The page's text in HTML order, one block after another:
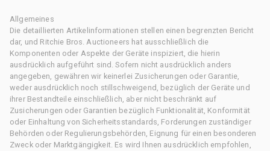
Allgemeines
Die detaillierten Artikelinformationen stellen einen begrenzten Bericht
dar, und Ritchie Bros. Auctioneers hat ausschließlich die
Komponenten oder Aspekte der Geräte inspiziert, die hierin
ausdrücklich aufgeführt sind. Sofern nicht ausdrücklich anders
angegeben, gewähren wir keinerlei Zusicherungen oder Garantie,
weder ausdrücklich noch stillschweigend, bezüglich der Geräte und
ihrer Bestandteile einschließlich, aber nicht beschränkt auf
Zusicherungen oder Garantien bezüglich Funktionalität, Konformität
oder Einhaltung von Sicherheitsstandards, Forderungen zuständiger
Behörden oder Regulierungsbehörden, Eignung für einen besonderen
Zweck oder Marktgängigkeit. Es wird Ihnen ausdrücklich empfohlen,